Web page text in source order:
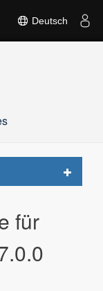
Deutsch
Toggle
für